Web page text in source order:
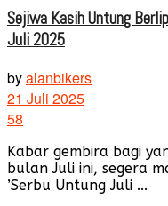
Sejiwa Kasih Untung
Juli 2025
byalanbikers
21 Juli 2025
58
Kabar gembira bagi
bulan Juli ini, segera
’Serbu Untung Juli ...